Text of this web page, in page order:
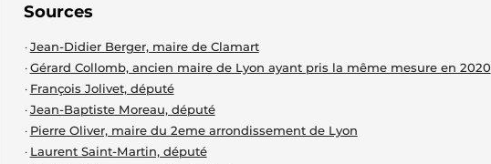
Sources
Jean-Didier Berger, maire de Clamart
Gérard Collomb, ancien maire de Lyon ayant pris la même mesure en 2020
François Jolivet, député
Jean-Baptiste Moreau, député
Pierre Oliver, maire du 2eme arrondissement de Lyon
Laurent Saint-Martin, député